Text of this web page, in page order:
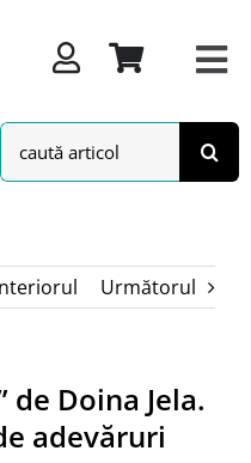
Search
for:
Următorul
Doina Jela.
adevăruri